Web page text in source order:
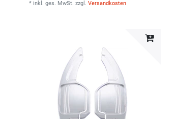
* inkl. ges. MwSt. zzgl.Versandkosten